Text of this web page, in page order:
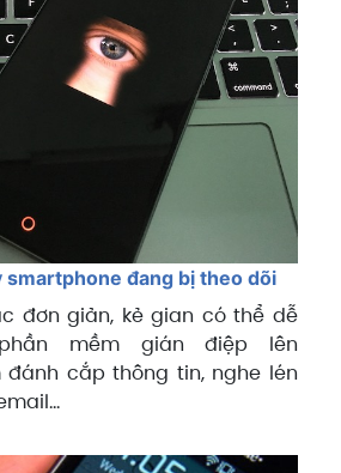
smartphone đang bị theo dõi
đơn giản, kẻ gian có thể dễ
mềm gián điệp lên
đánh cắp thông tin, nghe lén